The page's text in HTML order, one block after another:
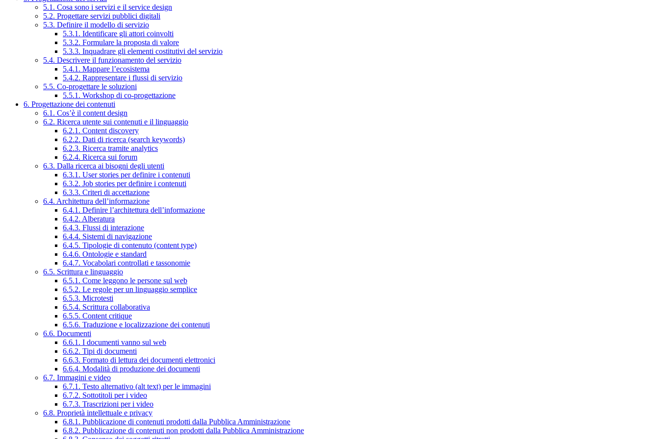
5.1. Cosa sono i servizi e il service design
5.2. Progettare servizi pubblici digitali
5.3. Definire il modello di servizio
5.3.1. Identificare gli attori coinvolti
5.3.2. Formulare la proposta di valore
5.3.3. Inquadrare gli elementi costitutivi del servizio
5.4. Descrivere il funzionamento del servizio
5.4.1. Mappare l’ecosistema
5.4.2. Rappresentare i flussi di servizio
5.5. Co-progettare le soluzioni
5.5.1. Workshop di co-progettazione
6. Progettazione dei contenuti
6.1. Cos’è il content design
6.2. Ricerca utente sui contenuti e il linguaggio
6.2.1. Content discovery
6.2.2. Dati di ricerca (search keywords)
6.2.3. Ricerca tramite analytics
6.2.4. Ricerca sui forum
6.3. Dalla ricerca ai bisogni degli utenti
6.3.1. User stories per definire i contenuti
6.3.2. Job stories per definire i contenuti
6.3.3. Criteri di accettazione
6.4. Architettura dell’informazione
6.4.1. Definire l’architettura dell’informazione
6.4.2. Alberatura
6.4.3. Flussi di interazione
6.4.4. Sistemi di navigazione
6.4.5. Tipologie di contenuto (content type)
6.4.6. Ontologie e standard
6.4.7. Vocabolari controllati e tassonomie
6.5. Scrittura e linguaggio
6.5.1. Come leggono le persone sul web
6.5.2. Le regole per un linguaggio semplice
6.5.3. Microtesti
6.5.4. Scrittura collaborativa
6.5.5. Content critique
6.5.6. Traduzione e localizzazione dei contenuti
6.6. Documenti
6.6.1. I documenti vanno sul web
6.6.2. Tipi di documenti
6.6.3. Formato di lettura dei documenti elettronici
6.6.4. Modalità di produzione dei documenti
6.7. Immagini e video
6.7.1. Testo alternativo (alt text) per le immagini
6.7.2. Sottotitoli per i video
6.7.3. Trascrizioni per i video
6.8. Proprietà intellettuale e privacy
6.8.1. Pubblicazione di contenuti prodotti dalla Pubblica Amministrazione
6.8.2. Pubblicazione di contenuti non prodotti dalla Pubblica Amministrazione